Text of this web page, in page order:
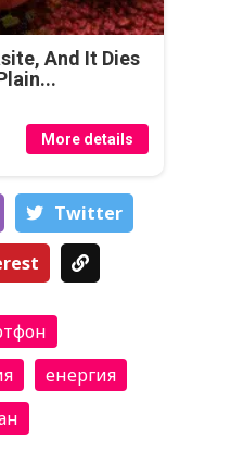
And It Dies
More details
Тwitter
енергия